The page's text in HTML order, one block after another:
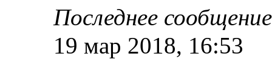
Последнее
19 мар 2018, 16:53